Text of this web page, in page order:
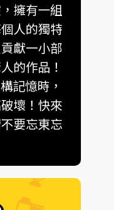
擁有一組
人的獨特
獻一小部
的作品！
記憶時，
壞！快來
要忘東忘